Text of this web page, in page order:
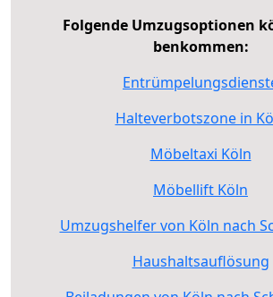
Folgende Umzugsoptionen
benkommen:
Halteverbotszone in
Möbeltaxi Köln
Möbellift Köln
Umzugshelfer von Köln nach
Haushaltsauflösung